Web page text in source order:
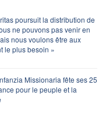
poursuit la distribution de
ne pouvons pas venir en
nous voulons être aux
le plus besoin »
Missionaria fête ses 25
pour le peuple et la